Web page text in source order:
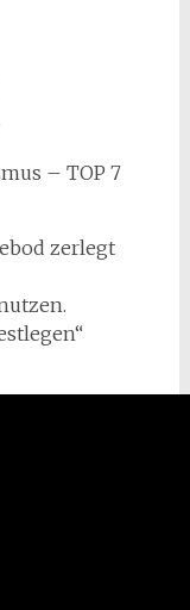
– TOP 7
zerlegt